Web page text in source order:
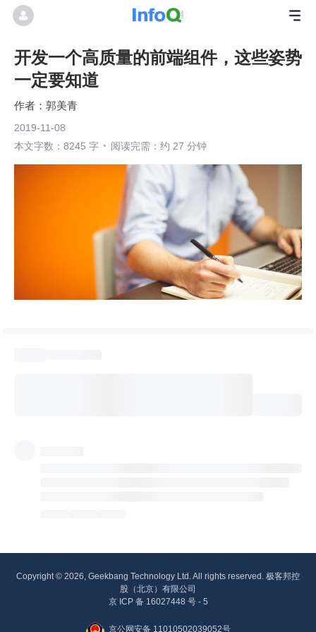
开发一个高质量的前端组件，这些姿势
一定要知道
郭美青
2019-11-08
本文字数：8245 字
阅读完需：约 27 分钟
Copyright © 2026, Geekbang Technology Ltd. All rights reserved. 极客邦控
股（北京）有限公司
京 ICP 备 16027448 号 - 5
京公网安备 11010502039052号